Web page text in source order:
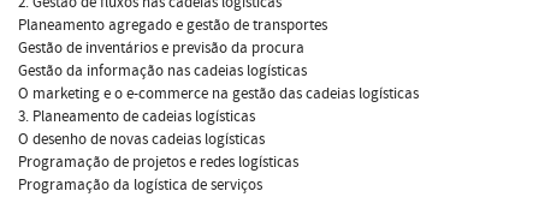
Planeamento agregado e gestão de transportes
Gestão de inventários e previsão da procura
Gestão da informação nas cadeias logísticas
O marketing e o e-commerce na gestão das cadeias logísticas
3. Planeamento de cadeias logísticas
O desenho de novas cadeias logísticas
Programação de projetos e redes logísticas
Programação da logística de serviços